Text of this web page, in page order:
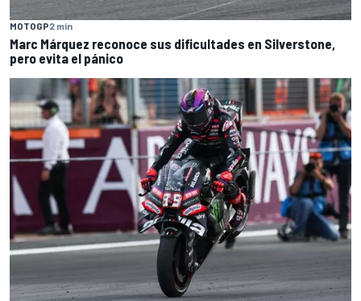
MOTOGP2 min
Marc Márquez reconoce sus dificultades en Silverstone,
pero evita el pánico